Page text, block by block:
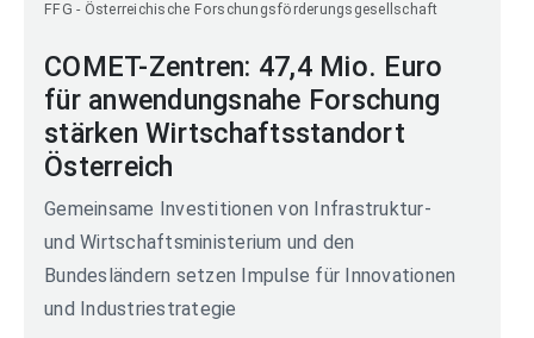
FFG - Österreichische Forschungsförderungsgesellschaft
COMET-Zentren: 47,4 Mio. Euro
für anwendungsnahe Forschung
stärken Wirtschaftsstandort
Österreich
Gemeinsame Investitionen von Infrastruktur-
und Wirtschaftsministerium und den
Bundesländern setzen Impulse für Innovationen
und Industriestrategie